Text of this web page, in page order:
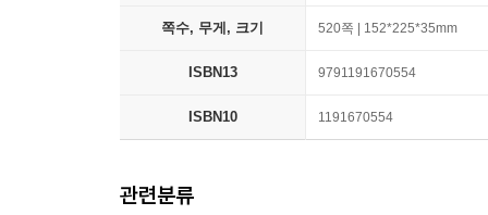
쪽수, 무게, 크기 520쪽 | 152*225*35mm
ISBN13 9791191670554
ISBN10 1191670554
관련분류